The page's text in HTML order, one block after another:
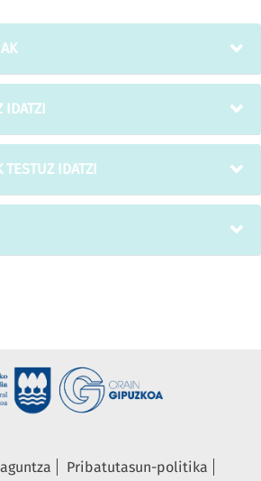
TESTUZ IDATZI
Pribatutasun-politika